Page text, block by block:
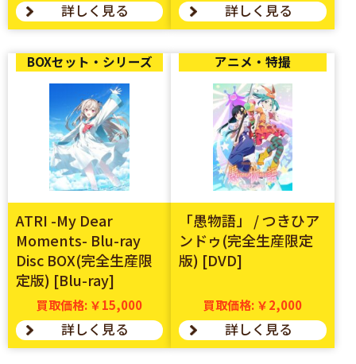
詳しく見る 詳しく見る
BOXセット・シリーズ
ATRI -My Dear
Moments- Blu-ray
Disc BOX(完全生産限
定版) [Blu-ray]
買取価格: ￥15,000
詳しく見る
アニメ・特撮
「愚物語」 / つきひア
ンドゥ(完全生産限定
版) [DVD]
買取価格: ￥2,000
詳しく見る